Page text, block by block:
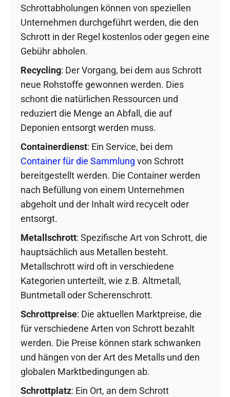
Schrottabholungen können von speziellen
Unternehmen durchgeführt werden, die den
Schrott in der Regel kostenlos oder gegen eine
Gebühr abholen.
Recycling: Der Vorgang, bei dem aus Schrott
neue Rohstoffe gewonnen werden. Dies
schont die natürlichen Ressourcen und
reduziert die Menge an Abfall, die auf
Deponien entsorgt werden muss.
Containerdienst: Ein Service, bei dem
Container für die Sammlung von Schrott
bereitgestellt werden. Die Container werden
nach Befüllung von einem Unternehmen
abgeholt und der Inhalt wird recycelt oder
entsorgt.
Metallschrott: Spezifische Art von Schrott, die
hauptsächlich aus Metallen besteht.
Metallschrott wird oft in verschiedene
Kategorien unterteilt, wie z.B. Altmetall,
Buntmetall oder Scherenschrott.
Schrottpreise: Die aktuellen Marktpreise, die
für verschiedene Arten von Schrott bezahlt
werden. Die Preise können stark schwanken
und hängen von der Art des Metalls und den
globalen Marktbedingungen ab.
Schrottplatz: Ein Ort, an dem Schrott